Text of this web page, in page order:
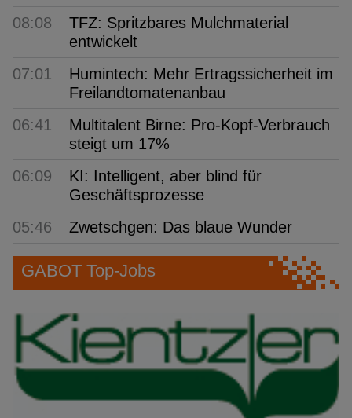
08:08
TFZ: Spritzbares Mulchmaterial
entwickelt
07:01
Humintech: Mehr Ertragssicherheit im
Freilandtomatenanbau
06:41
Multitalent Birne: Pro-Kopf-Verbrauch
steigt um 17%
06:09
KI: Intelligent, aber blind für
Geschäftsprozesse
05:46
Zwetschgen: Das blaue Wunder
GABOT Top-Jobs